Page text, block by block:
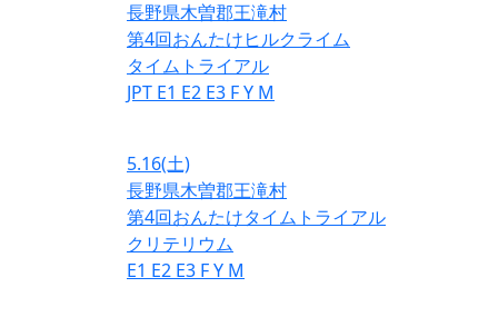
長野県木曽郡王滝村
第4回おんたけヒルクライム
タイムトライアル
JPT E1 E2 E3 FY M
5.16(土)
長野県木曽郡王滝村
第4回おんたけタイムトライアル
クリテリウム
E1 E2 E3 FY M